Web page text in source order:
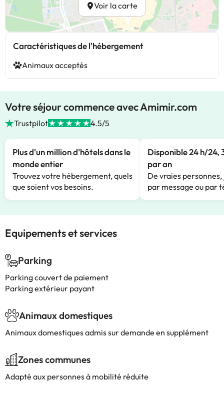
Voir la carte
Caractéristiques de l'hébergement
Animaux acceptés
Votre séjour commence avec Amimir.com
Trustpilot 4.5/5
Plus d'un million d'hôtels dans le
monde entier
Trouvez votre hébergement, quels
que soient vos besoins.
Disponible 24 h/24,
par an
De vraies
par message ou par
Equipements et services
Parking
Parking couvert de paiement
Parking extérieur payant
Animaux domestiques
Animaux domestiques admis sur demande en supplément
Zones communes
Adapté aux personnes à mobilité réduite